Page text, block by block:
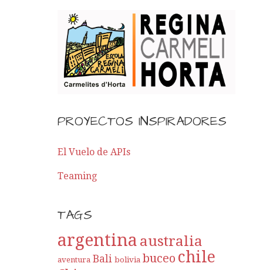
PROYECTOS INSPIRADORES
El Vuelo de APIs
Teaming
TAGS
argentina australia
aventura Bali bolivia buceo chile